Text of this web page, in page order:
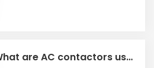
What are AC contactors used for?